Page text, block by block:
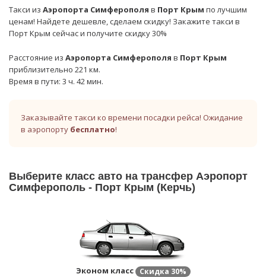
Такси из Аэропорта Симферополя в Порт Крым по лучшим
ценам! Найдете дешевле, сделаем скидку! Закажите такси в
Порт Крым сейчас и получите скидку 30%
Расстояние из Аэропорта Симферополя в Порт Крым
приблизительно 221 км.
Время в пути: 3 ч. 42 мин.
Заказывайте такси ко времени посадки рейса! Ожидание
в аэропорту бесплатно!
Выберите класс авто на трансфер Аэропорт
Симферополь - Порт Крым (Керчь)
Эконом класс Скидка 30%